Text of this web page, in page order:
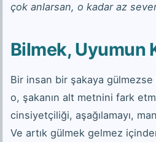
çok anlarsan, o kadar az
Bilmek, Uyumun
Bir insan bir şakaya gülmezse
o, şakanın alt metnini fark
cinsiyetçiliği, aşağılamayı,
Ve artık gülmek gelmez